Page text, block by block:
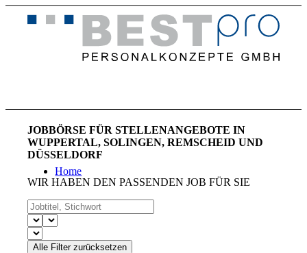
Home
JOBBÖRSE FÜR STELLENANGEBOTE IN
WUPPERTAL, SOLINGEN, REMSCHEID UND
DÜSSELDORF
WIR HABEN DEN PASSENDEN JOB FÜR SIE
Alle Filter zurücksetzen